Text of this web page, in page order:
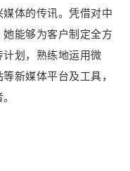
体的传讯。凭借对中
能够为客户制定全方
划，熟练地运用微
新媒体平台及工具，